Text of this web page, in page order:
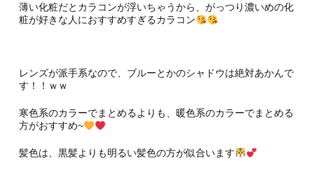
薄い化粧だとカラコンが浮いちゃうから、がっつり濃いめの化
粧が好きな人におすすめすぎるカラコン
レンズが派手系なので、ブルーとかのシャドウは絶対あかんで
す！！ｗｗ
寒色系のカラーでまとめるよりも、暖色系のカラーでまとめる
方がおすすめ~
髪色は、黒髪よりも明るい髪色の方が似合います